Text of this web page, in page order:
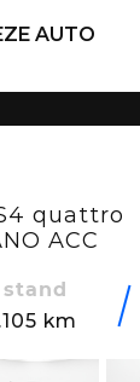
AUTO
quattro
ACC
stand
km